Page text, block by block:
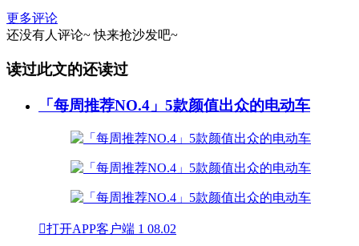
更多评论
还没有人评论~ 快来抢沙发吧~
读过此文的还读过
「每周推荐NO.4」5款颜值出众的电动车
打开APP客户端 1 08.02